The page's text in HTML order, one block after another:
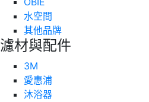
水空間
其他品牌
濾材與配件
3M
愛惠浦
沐浴器